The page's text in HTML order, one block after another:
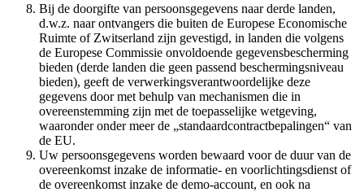
Bij de doorgifte van persoonsgegevens naar derde landen,
d.w.z. naar ontvangers die buiten de Europese Economische
Ruimte of Zwitserland zijn gevestigd, in landen die volgens
de Europese Commissie onvoldoende gegevensbescherming
bieden (derde landen die geen passend beschermingsniveau
bieden), geeft de verwerkingsverantwoordelijke deze
gegevens door met behulp van mechanismen die in
overeenstemming zijn met de toepasselijke wetgeving,
waaronder onder meer de „standaardcontractbepalingen“ van
de EU.
Uw persoonsgegevens worden bewaard voor de duur van de
overeenkomst inzake de informatie- en voorlichtingsdienst of
de overeenkomst inzake de demo-account, en ook na